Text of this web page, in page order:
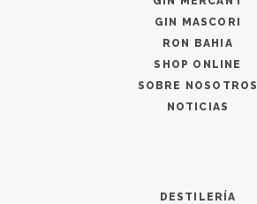
GIN MASCORI
RON BAHIA
SHOP ONLINE
SOBRE NOSOTROS
NOTICIAS
DESTILERÍA